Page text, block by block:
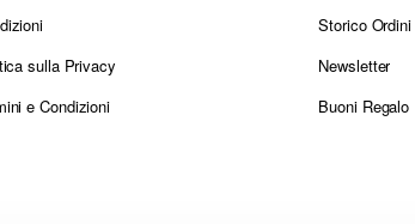
sulla Privacy
e Condizioni
Storico Ordini
Newsletter
Buoni Regalo